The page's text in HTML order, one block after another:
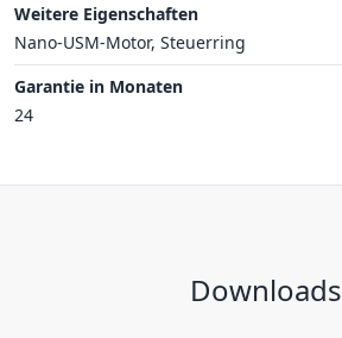
Weitere Eigenschaften
Nano-USM-Motor, Steuerring
Garantie in Monaten
24
Downloads